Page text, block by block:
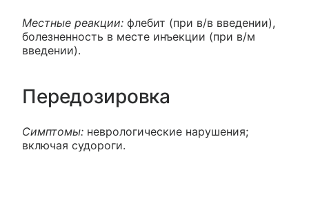
Местные реакции: флебит (при в/в введении),
болезненность в месте инъекции (при в/м
введении).
Передозировка
Симптомы: неврологические нарушения;
включая судороги.